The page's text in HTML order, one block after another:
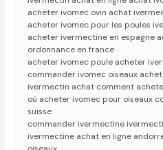
acheter ivomec ovin achat
acheter ivomec pour les poules
acheter ivermectine en espagne
ordonnance en france
acheter ivomec poule acheter
commander ivomec oiseaux
ivermectin achat comment
où acheter ivomec pour oiseaux
suisse
commander ivermectine
ivermectine achat en ligne